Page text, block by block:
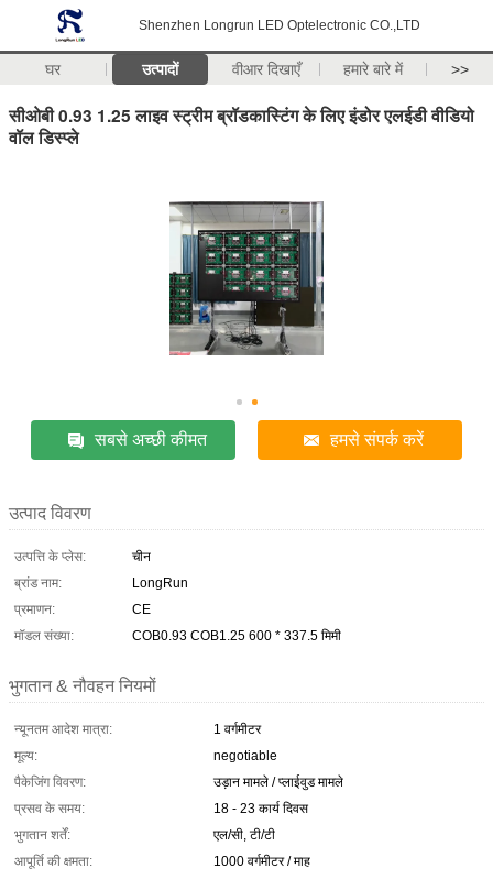
Shenzhen Longrun LED Optelectronic CO.,LTD
घर उत्पादों वीआर दिखाएँ हमारे बारे में >>
सीओबी 0.93 1.25 लाइव स्ट्रीम ब्रॉडकास्टिंग के लिए इंडोर एलईडी वीडियो
वॉल डिस्प्ले
सबसे अच्छी कीमत हमसे संपर्क करें
उत्पाद विवरण
उत्पत्ति के प्लेस:
चीन
ब्रांड नाम:
LongRun
प्रमाणन:
CE
मॉडल संख्या:
COB0.93 COB1.25 600 * 337.5 मिमी
भुगतान & नौवहन नियमों
न्यूनतम आदेश मात्रा:
1 वर्गमीटर
मूल्य:
negotiable
पैकेजिंग विवरण:
उड़ान मामले / प्लाईवुड मामले
प्रसव के समय:
18 - 23 कार्य दिवस
भुगतान शर्तें:
एल/सी, टी/टी
आपूर्ति की क्षमता:
1000 वर्गमीटर / माह